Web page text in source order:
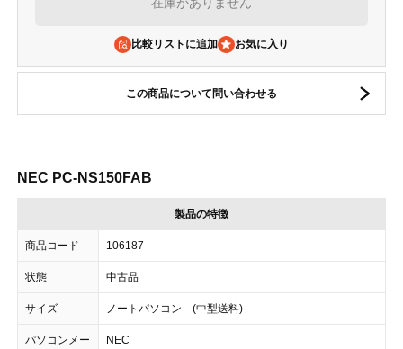
比較リストに追加
この商品について問い合わせる
NEC PC-NS150FAB
製品の特徴
商品コード 106187
状態 中古品
サイズ ノートパソコン (中型送料)
パソコンメー
NEC